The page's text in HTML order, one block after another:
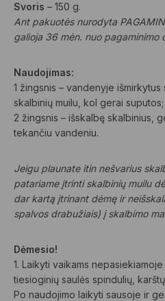
Svoris – 150 g.
Ant pakuotės nurodyta
galioja 36 mėn. nuo pagaminimo
Naudojimas:
1 žingsnis – vandenyje išmirkytus
skalbinių muilu, kol gerai suputos;
2 žingsnis – išskalbę skalbinius,
tekančiu vandeniu.
Jeigu plaunate itin nešvarius
patariame įtrinti skalbinių muilu
dar kartą įtrinant dėmę ir
spalvos drabužiais) į skalbimo
Dėmesio!
1. Laikyti vaikams
tiesioginių saulės spindulių,
Po naudojimo laikyti sausoje ir